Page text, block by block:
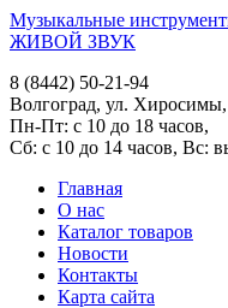
Музыкальные
ЖИВОЙ ЗВУК
8 (8442) 50-21-94
Волгоград, ул.
Пн-Пт: с 10 до 18 часов,
Сб: с 10 до 14 часов, Вс:
Главная
О нас
Каталог товаров
Новости
Контакты
Карта сайта